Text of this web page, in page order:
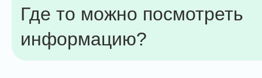
Где то можно посмотреть
информацию?